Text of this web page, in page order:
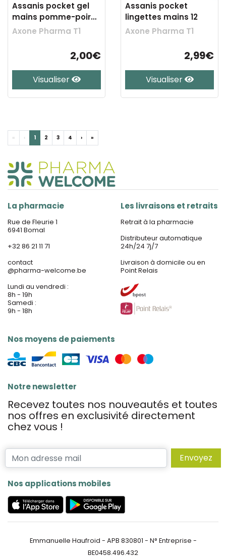
Assanis pocket gel
mains pomme-poire
20ml
Axone Pharma T1
2,00€
Visualiser
Assanis pocket
lingettes mains 12
Axone Pharma T1
2,99€
Visualiser
« ‹ 1 2 3 4 › »
La pharmacie
Rue de Fleurie 1
6941 Bomal
+32 86 21 11 71
contact
@pharma-welcome.be
Lundi au vendredi :
8h - 19h
Samedi :
9h - 18h
Nos moyens de paiements
Les livraisons et retraits
Retrait à la pharmacie
Distributeur automatique
24h/24 7j/7
Livraison à domicile ou en
Point Relais
Notre newsletter
Recevez toutes nos nouveautés et toutes
nos offres en exclusivité directement
chez vous !
Envoyez
Nos applications mobiles
Emmanuelle Haufroid - APB 830801 - N° Entreprise -
BE0458.496.432